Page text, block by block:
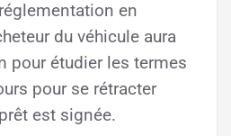
en
du véhicule aura
pour étudier les termes
pour se rétracter
est signée.